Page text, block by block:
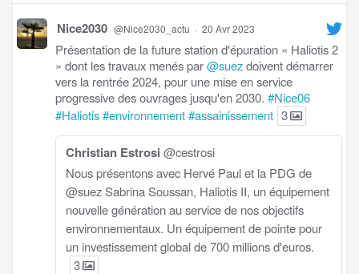
Nice2030 @Nice2030_actu · 20 Avr 2023
Présentation de la future station d'épuration « Haliotis 2
» dont les travaux menés par@suezdoivent démarrer
vers la rentrée 2024, pour une mise en service
progressive des ouvrages jusqu'en 2030. #Nice06
#Haliotis#environnement#assainissement 3
Christian Estrosi @cestrosi
Nous présentons avec Hervé Paul et la PDG de
@suez Sabrina Soussan, Haliotis II, un équipement
nouvelle génération au service de nos objectifs
environnementaux. Un équipement de pointe pour
un investissement global de 700 millions d'euros.
3